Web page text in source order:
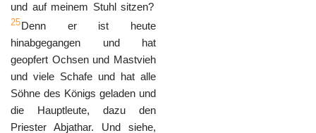
und auf meinem Stuhl sitzen?
25Denn er ist heute
hinabgegangen und hat
geopfert Ochsen und Mastvieh
und viele Schafe und hat alle
Söhne des Königs geladen und
die Hauptleute, dazu den
Priester Abjathar. Und siehe,